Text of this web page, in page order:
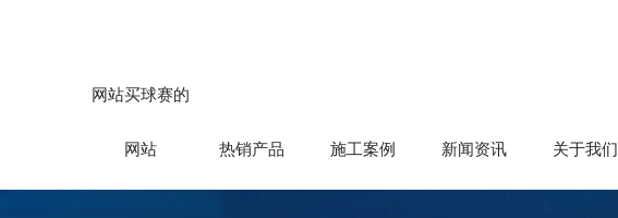
网站买球赛的
网站 热销产品 施工案例 新闻资讯 关于我们